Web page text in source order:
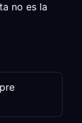
no es la